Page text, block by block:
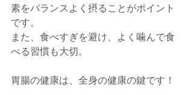
素をバランスよく摂ることがポイント
です。
また、食べすぎを避け、よく噛んで食
べる習慣も大切。
胃腸の健康は、全身の健康の鍵です！